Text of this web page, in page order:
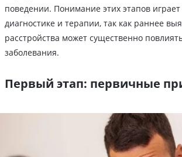
поведении. Понимание этих этапов
диагностике и терапии, так как раннее
расстройства может существенно
заболевания.
Первый этап: первичные